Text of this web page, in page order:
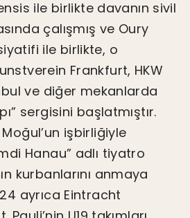
ile birlikte davanın sivil
çalışmış ve Oury
ile birlikte, o
Frankfurt, HKW
ve diğer mekanlarda
sergisini başlatmıştır.
işbirliğiyle
Hanau” adlı tiyatro
kurbanlarını anmaya
ayrıca Eintracht